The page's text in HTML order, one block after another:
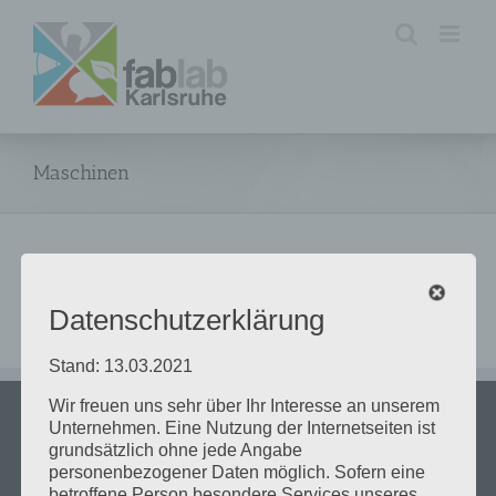
Inhalt
springen
Maschinen
ÖFFNUNGSZEITEN
Datenschutzerklärung
Stand: 13.03.2021
Wir freuen uns sehr über Ihr Interesse an unserem
Unternehmen. Eine Nutzung der Internetseiten ist
grundsätzlich ohne jede Angabe
personenbezogener Daten möglich. Sofern eine